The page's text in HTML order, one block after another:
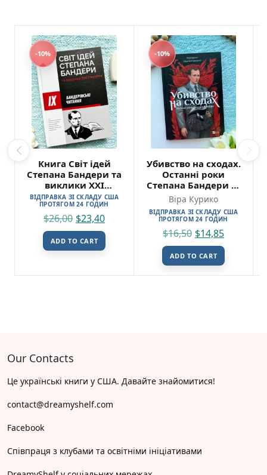
-10%
Книга Світ ідей
Степана Бандери та
виклики XXI
століття
ВІДПРАВКА ЗІ СКЛАДУ США
ПРОТЯГОМ 24 ГОДИН
$26,00 $23,40
ADD TO CART
-10%
Убивство на сходах.
Останні роки
Степана Бандери —
Віра Курико
Віра Курико
ВІДПРАВКА ЗІ СКЛАДУ США
ПРОТЯГОМ 24 ГОДИН
$16,50 $14,85
ADD TO CART
Our Contacts
Це українські книги у США. Давайте знайомитися!
contact@dreamyshelf.com
Facebook
Співпраця з клубами та освітніми ініціативами